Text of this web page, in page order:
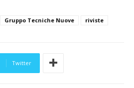
Gruppo Tecniche Nuove riviste
Twitter